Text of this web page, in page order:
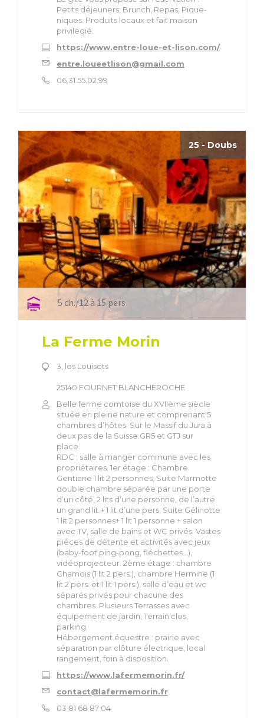
Petits déjeuners, Brunch, Repas, Pique-
niques. Produits locaux et fait maison
privilégié.
https://www.entre-loue-et-lison.com/
entre.loueetlison@gmail.com
06.31.55.02.99
25 - Doubs
5 ch./12 à 15 pers
La Ferme Morin
3, les Louisots
25140 FOURNET BLANCHEROCHE
Belle ferme comtoise du XVIIème siècle
située en pleine nature et comprenant 5
chambres d’hôtes. Sur le Massif du Jura à
deux pas de la Suisse.GR5 et GTJ sur
place.
RDC : salle à manger commune avec les
propriétaires. 1er étage : Chambre
Gentiane 1 lit 2 personnes, Suite Marmotte
double chambre séparée par une porte
d’un côté, 2 lits d’une personne, de l’autre
un grand lit + 1 lit d’une pers, Suite Gélinotte
1 lit 2 personnes+ 1 lit 1 personne + salon
avec TV, salle de bains et WC privés. Vastes
pièces de détente et activités avec jeux
(baby-foot,ping-pong, fléchettes…),
vidéoprojecteur. 2ème étage : chambre
Chamois (1 lit 2 pers.), chambre Hermine (1
lit 2 pers. et 1 lit 1 pers.), salle d’eau et wc
séparés privés pour chacune des
chambres. Plusieurs Terrasses avec
équipement de jardin, Terrain clos,
parking.
Hébergement équestre : prairie avec
séparation par clôture électrique, local
rangement, foin à disposition.
https://www.lafermemorin.fr/
contact@lafermemorin.fr
03 81 68 87 04